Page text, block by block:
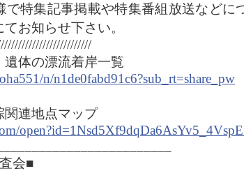
で特集記事掲載や特集番組放送などに
お知らせ下さい。
体の漂流着岸一覧
n/n1de0fabd91c6?sub_rt=share_pw
関連地点マップ
会■